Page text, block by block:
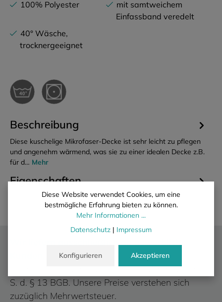
100% Polyester
mit samtweichem
Einfassband veredelt
40° Wäsche,
trocknergeeignet
Beschreibung
Diese kuschelige Mikrofaser-Decke ist sehr leicht zu pflegen
und angenehm wärmend, was sie zu einer idealen Decke z.B.
für d… Mehr
Eigenschaften
Wir liefern ausschließlich an gewerbliche
Es erfolgt kein Verkauf an private Verbraucher i.
S. d. § 13 BGB. Unsere Preise verstehen sich
zuzüglich Mehrwertsteuer.
Diese Website verwendet Cookies, um eine
bestmögliche Erfahrung bieten zu können.
Mehr Informationen ...
Datenschutz | Impressum
Konfigurieren Akzeptieren